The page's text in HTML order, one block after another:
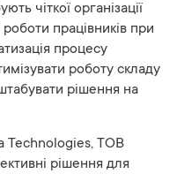
чіткої організації
працівників при
процесу
роботу складу
рішення на
Technologies, ТОВ
рішення для